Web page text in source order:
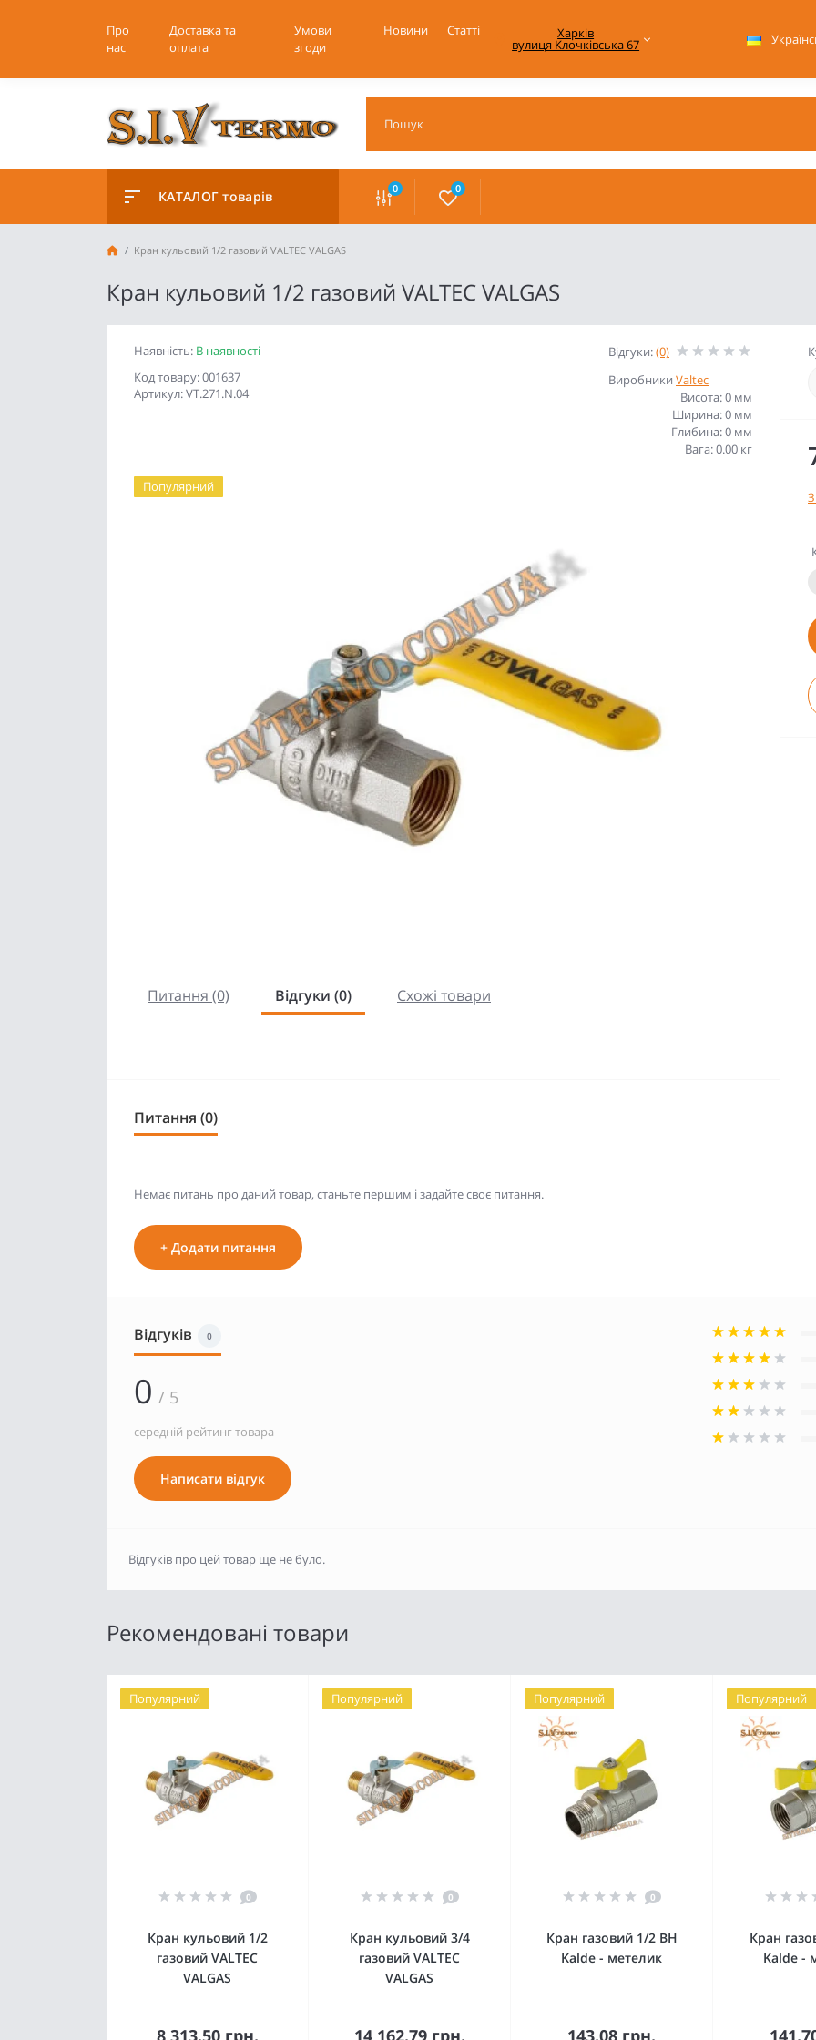
Про
нас
Доставка та
оплата
Умови
згоди
Новини Статті Харків
вулиця Клочківська 67
КАТАЛОГ товарів 0 0
Кран кульовий 1/2 газовий VALTEC VALGAS
Кран кульовий 1/2 газовий VALTEC VALGAS
Наявність: В наявності
Код товару: 001637
Артикул: VT.271.N.04
Відгуки:(0)
Виробники Valtec
Висота: 0 мм
Ширина: 0 мм
Глибина: 0 мм
Вага: 0.00 кг
Популярний
Питання (0) Відгуки (0) Схожі товари
Питання (0)
Немає питань про даний товар, станьте першим і задайте своє питання.
+ Додати питання
Відгуків 0
0 / 5
середній рейтинг товара
Написати відгук
Відгуків про цей товар ще не було.
Рекомендовані товари
Популярний
0
Кран кульовий 1/2
газовий VALTEC
VALGAS
8 313.50 грн.
Популярний
0
Кран кульовий 3/4
газовий VALTEC
VALGAS
14 162.79 грн.
Популярний
0
Кран газовий 1/2 ВН
Kalde - метелик
143.08 грн.
Популярний
Кран
Kalde -